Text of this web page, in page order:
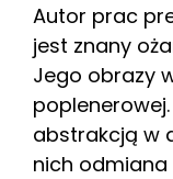
Autor prac
jest znany
Jego obrazy
abstrakcją w
nich